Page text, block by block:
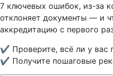
7 ключевых ошибок, из-за
отклоняет документы — и
аккредитацию с первого
✔ Проверите, всё ли у вас
✔ Получите пошаговые